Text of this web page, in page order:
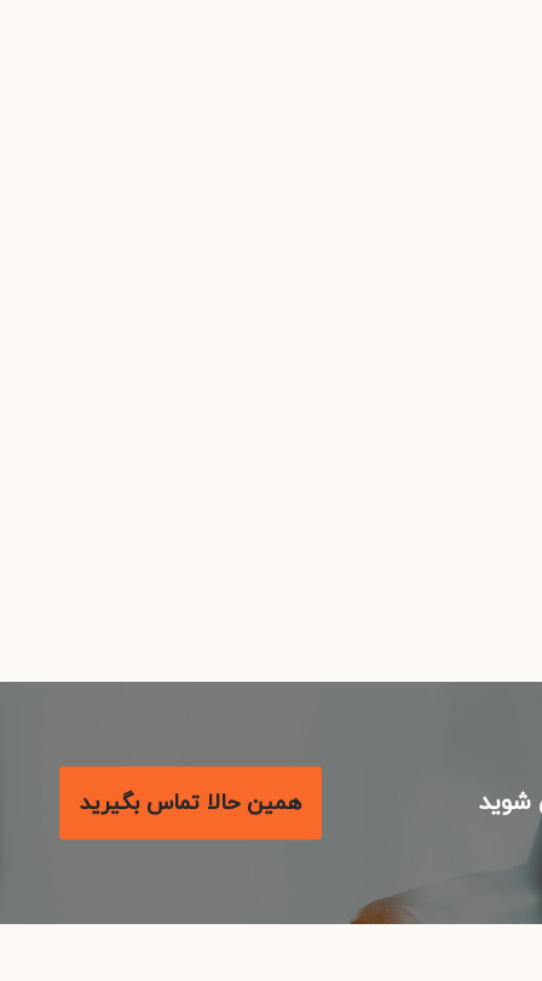
همین حالا تماس بگیرید